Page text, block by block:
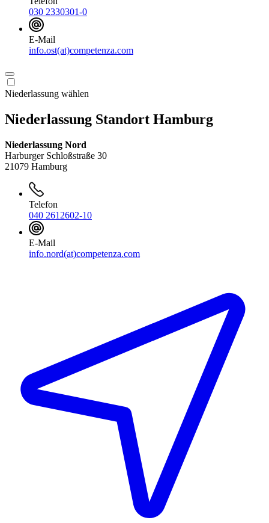
030 2330301-0
E-Mail
info.ost(at)competenza.com
Niederlassung wählen
Niederlassung Standort Hamburg
Niederlassung Nord
Harburger Schloßstraße 30
21079 Hamburg
Telefon
040 2612602-10
E-Mail
info.nord(at)competenza.com